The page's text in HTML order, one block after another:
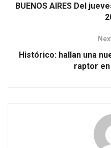
BUENOS AIRES Del
Histórico: hallan una
raptor en